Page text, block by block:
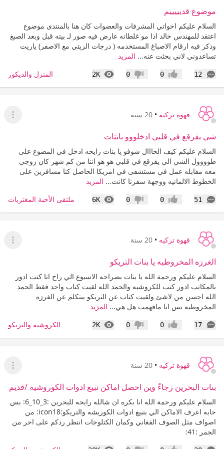
موضوع قديييييم
السلام عليكم اخواتي المشرفات والعضوات كان هنا بالمنتدى موضوع
اعتقد للمهندس خالد اذا مو غلطانه عارض فيه صور لـ بيته قبل وبعد الصبغ
وذكر فيه ارقام الاصباغ المستخدمه ( درجات الزيتي مع الاصفر) ياريت
تساعدوني لاني بحثت عنه... المزيد
12
التعليقات إعجاب0 عدم إعجاب
0
2K
المشاهدات المنزل والديكور
قهوة تركيه • 20 سنة
عرض
شي يقرقع في قلبي ادخلووو يابنات
السلام عليكم كيف الحااال شوفو يا بنات رايحه ادخل في المضوع على
طوووول الشي الي يقرقع في قلبي هو هو اننا من كم شهر كان زوجي
معه مقابله عمل في مستشفى في امريكا الحاصل كنا مسافرين على
الخطوط الالمانيه ووجهة سفرنا كانت... المزيد
51
التعليقات إعجاب0 عدم إعجاب
0
6K
المشاهدات ملتقى الأحبة المغتربات
قهوة تركيه • 20 سنة
عرض
الغرزه المخروطيه يا بنات التريكو
السلام عليكم ورحمة الله يا بنات بصراحه الاسبوع الي راح انا كنت ادور
بالمكاتب ادور كتب للكروشيه والحمد الله لقيت كتاب واحد فقط الحمد
الله احسن من لاشئ ولقيت كتاب عن التريكو بيتكلم عن الغرزه
المخروطيه بس انا مافهمت هل هي... المزيد
17
التعليقات إعجاب0 عدم إعجاب
0
2K
المشاهدات الكروشيه والتريكو
قهوة تركيه • 20 سنة
عرض
بنات البحرين رجاءً وين احصل اماكن تبيع ادوات الكوروشيه /قديم
السلام عليكم ورحمة الله انا بكره ان شالله رايحه للبحرين :3_10_6: بس
حابه اعرف الاماكن الي بتبيع ادوات الكوريشه والتريكو:icon18: من
اصواف مثل الصوف الفغاني وكمان الكتلوجات انتظر ردكم على احر من
الجمر :41: